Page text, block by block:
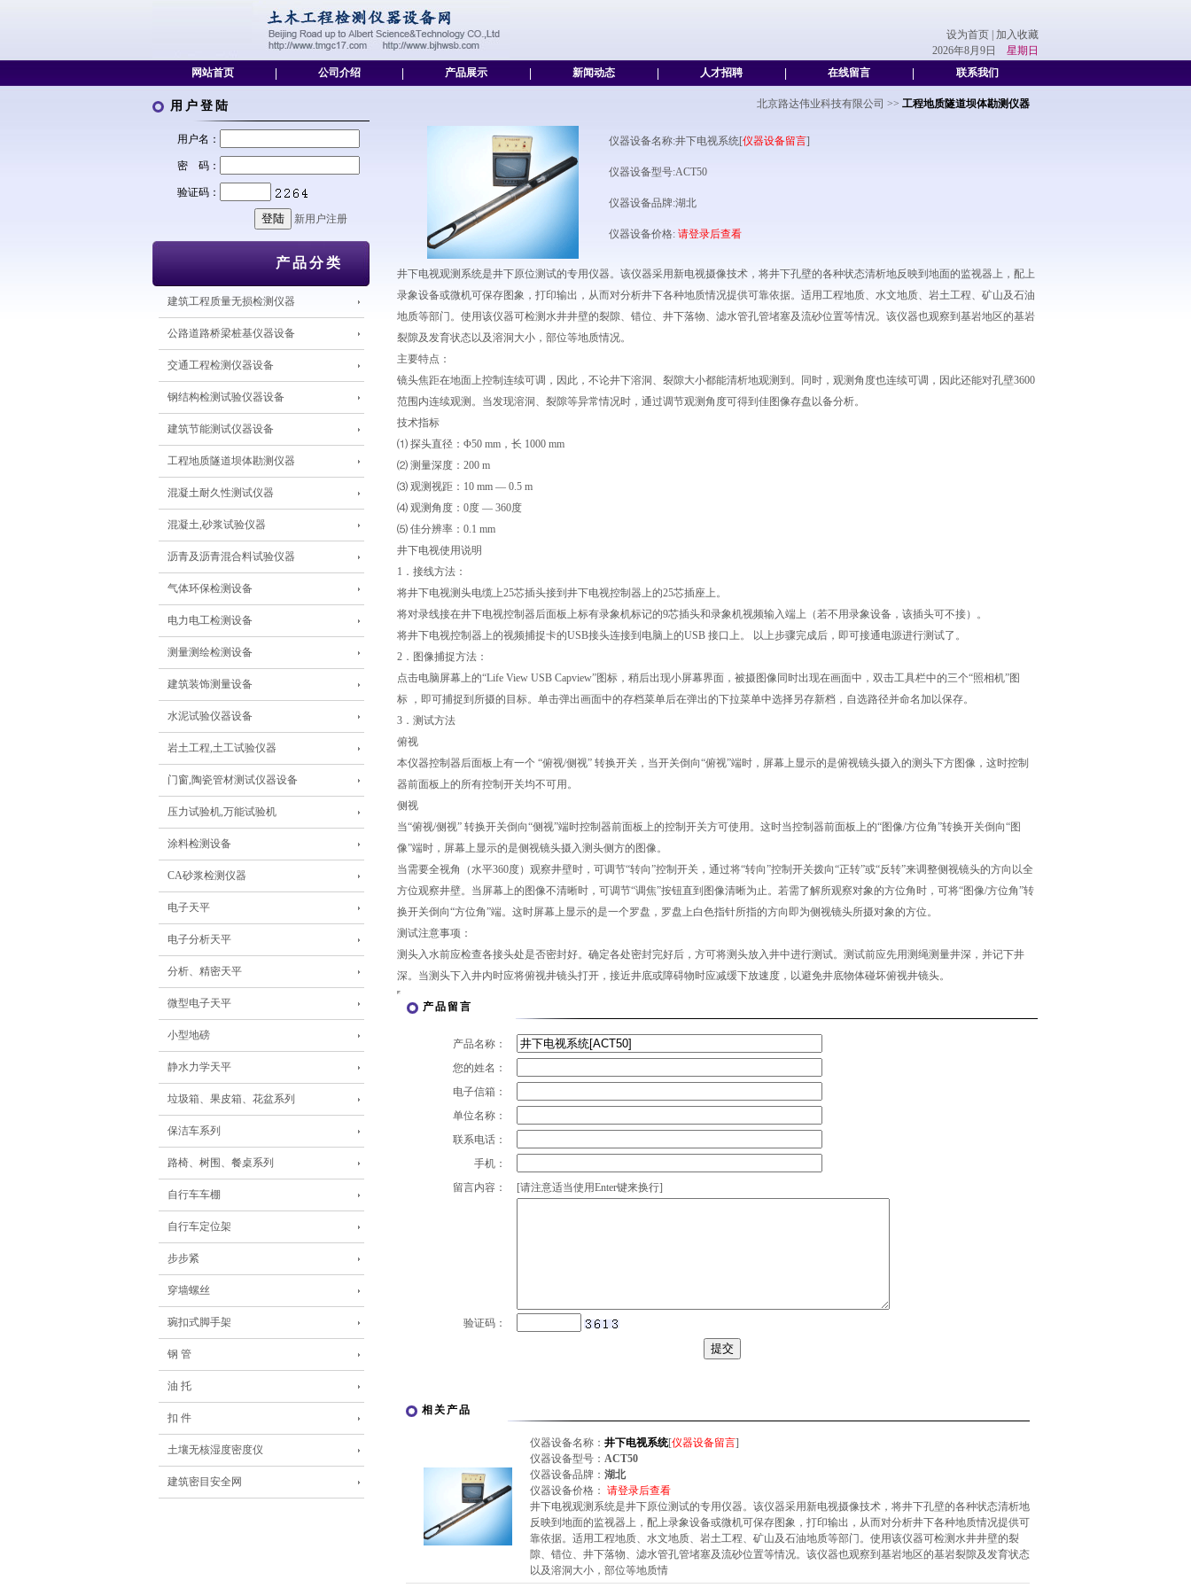
设为首页
加入收藏
2026年8月9日 星期日
网站首页
公司介绍 产品展示 新闻动态 人才招聘 在线留言 联系我们
用户登陆
用户名：
密 码：
验证码：
新用户注册
产品分类
建筑工程质量无损检测仪器
公路道路桥梁桩基仪器设备
交通工程检测仪器设备
钢结构检测试验仪器设备
建筑节能测试仪器设备
工程地质隧道坝体勘测仪器
混凝土耐久性测试仪器
混凝土,砂浆试验仪器
沥青及沥青混合料试验仪器
气体环保检测设备
电力电工检测设备
测量测绘检测设备
建筑装饰测量设备
水泥试验仪器设备
岩土工程,土工试验仪器
门窗,陶瓷管材测试仪器设备
压力试验机,万能试验机
涂料检测设备
CA砂浆检测仪器
电子天平
电子分析天平
分析、精密天平
微型电子天平
小型地磅
静水力学天平
垃圾箱、果皮箱、花盆系列
保洁车系列
路椅、树围、餐桌系列
自行车车棚
自行车定位架
步步紧
穿墙螺丝
琬扣式脚手架
钢 管
油 托
扣 件
土壤无核湿度密度仪
建筑密目安全网
北京路达伟业科技有限公司 >> 工程地质隧道坝体勘测仪器
仪器设备名称:井下电视系统[仪器设备留言]
仪器设备型号:ACT50
仪器设备品牌:湖北
仪器设备价格: 请登录后查看
井下电视观测系统是井下原位测试的专用仪器。该仪器采用新电视摄像技术，将井下孔壁的各种状态清析地反映到地面的监视器上，配上
录象设备或微机可保存图象，打印输出，从而对分析井下各种地质情况提供可靠依据。适用工程地质、水文地质、岩土工程、矿山及石油
地质等部门。使用该仪器可检测水井井壁的裂隙、错位、井下落物、滤水管孔管堵塞及流砂位置等情况。该仪器也观察到基岩地区的基岩
裂隙及发育状态以及溶洞大小，部位等地质情况。
主要特点：
镜头焦距在地面上控制连续可调，因此，不论井下溶洞、裂隙大小都能清析地观测到。同时，观测角度也连续可调，因此还能对孔壁3600
范围内连续观测。当发现溶洞、裂隙等异常情况时，通过调节观测角度可得到佳图像存盘以备分析。
技术指标
⑴ 探头直径：Φ50 mm，长 1000 mm
⑵ 测量深度：200 m
⑶ 观测视距：10 mm — 0.5 m
⑷ 观测角度：0度 — 360度
⑸ 佳分辨率：0.1 mm
井下电视使用说明
1．接线方法：
将井下电视测头电缆上25芯插头接到井下电视控制器上的25芯插座上。
将对录线接在井下电视控制器后面板上标有录象机标记的9芯插头和录象机视频输入端上（若不用录象设备，该插头可不接）。
将井下电视控制器上的视频捕捉卡的USB接头连接到电脑上的USB 接口上。 以上步骤完成后，即可接通电源进行测试了。
2．图像捕捉方法：
点击电脑屏幕上的“Life View USB Capview”图标，稍后出现小屏幕界面，被摄图像同时出现在画面中，双击工具栏中的三个“照相机”图
标 ，即可捕捉到所摄的目标。单击弹出画面中的存档菜单后在弹出的下拉菜单中选择另存新档，自选路径并命名加以保存。
3．测试方法
俯视
本仪器控制器后面板上有一个 “俯视/侧视” 转换开关，当开关倒向“俯视”端时，屏幕上显示的是俯视镜头摄入的测头下方图像，这时控制
器前面板上的所有控制开关均不可用。
侧视
当“俯视/侧视” 转换开关倒向“侧视”端时控制器前面板上的控制开关方可使用。这时当控制器前面板上的“图像/方位角”转换开关倒向“图
像”端时，屏幕上显示的是侧视镜头摄入测头侧方的图像。
当需要全视角（水平360度）观察井壁时，可调节“转向”控制开关，通过将“转向”控制开关拨向“正转”或“反转”来调整侧视镜头的方向以全
方位观察井壁。当屏幕上的图像不清晰时，可调节“调焦”按钮直到图像清晰为止。若需了解所观察对象的方位角时，可将“图像/方位角”转
换开关倒向“方位角”端。这时屏幕上显示的是一个罗盘，罗盘上白色指针所指的方向即为侧视镜头所摄对象的方位。
测试注意事项：
测头入水前应检查各接头处是否密封好。确定各处密封完好后，方可将测头放入井中进行测试。测试前应先用测绳测量井深，并记下井
深。当测头下入井内时应将俯视井镜头打开，接近井底或障碍物时应减缓下放速度，以避免井底物体碰坏俯视井镜头。
产品留言
产品名称：
您的姓名：
电子信箱：
单位名称：
联系电话：
手机：
留言内容：
[请注意适当使用Enter键来换行]
验证码：
相关产品
仪器设备名称： 井下电视系统[仪器设备留言]
仪器设备型号： ACT50
仪器设备品牌： 湖北
仪器设备价格： 请登录后查看
井下电视观测系统是井下原位测试的专用仪器。该仪器采用新电视摄像技术，将井下孔壁的各种状态清析地
反映到地面的监视器上，配上录象设备或微机可保存图象，打印输出，从而对分析井下各种地质情况提供可
靠依据。适用工程地质、水文地质、岩土工程、矿山及石油地质等部门。使用该仪器可检测水井井壁的裂
隙、错位、井下落物、滤水管孔管堵塞及流砂位置等情况。该仪器也观察到基岩地区的基岩裂隙及发育状态
以及溶洞大小，部位等地质情